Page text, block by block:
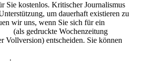
Sie kostenlos. Kritischer Journalismus
um dauerhaft existieren zu
wir uns, wenn Sie sich für ein
(als gedruckte Wochenzeitung
Vollversion) entscheiden. Sie können
.